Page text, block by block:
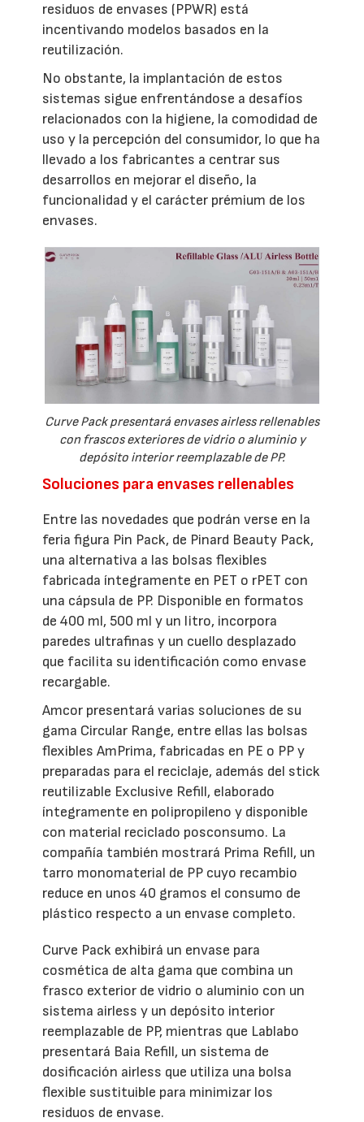
residuos de envases (PPWR) está
incentivando modelos basados en la
reutilización.
No obstante, la implantación de estos
sistemas sigue enfrentándose a desafíos
relacionados con la higiene, la comodidad de
uso y la percepción del consumidor, lo que ha
llevado a los fabricantes a centrar sus
desarrollos en mejorar el diseño, la
funcionalidad y el carácter prémium de los
envases.
Curve Pack presentará envases airless rellenables
con frascos exteriores de vidrio o aluminio y
depósito interior reemplazable de PP.
Soluciones para envases rellenables
Entre las novedades que podrán verse en la
feria figura Pin Pack, de Pinard Beauty Pack,
una alternativa a las bolsas flexibles
fabricada íntegramente en PET o rPET con
una cápsula de PP. Disponible en formatos
de 400 ml, 500 ml y un litro, incorpora
paredes ultrafinas y un cuello desplazado
que facilita su identificación como envase
recargable.
Amcor presentará varias soluciones de su
gama Circular Range, entre ellas las bolsas
flexibles AmPrima, fabricadas en PE o PP y
preparadas para el reciclaje, además del stick
reutilizable Exclusive Refill, elaborado
íntegramente en polipropileno y disponible
con material reciclado posconsumo. La
compañía también mostrará Prima Refill, un
tarro monomaterial de PP cuyo recambio
reduce en unos 40 gramos el consumo de
plástico respecto a un envase completo.
Curve Pack exhibirá un envase para
cosmética de alta gama que combina un
frasco exterior de vidrio o aluminio con un
sistema airless y un depósito interior
reemplazable de PP, mientras que Lablabo
presentará Baia Refill, un sistema de
dosificación airless que utiliza una bolsa
flexible sustituible para minimizar los
residuos de envase.